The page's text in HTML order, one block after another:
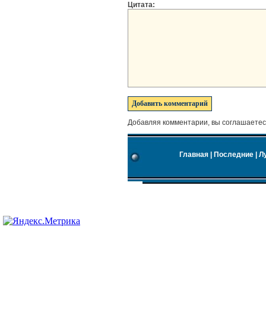
Цитата:
Добавляя комментарии, вы
Главная Последние